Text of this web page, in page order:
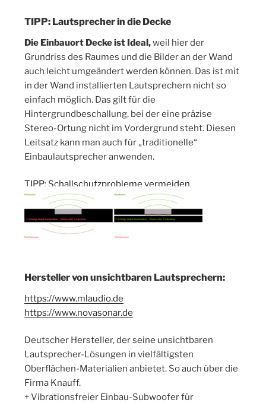
TIPP: Lautsprecher in die Decke
Die Einbauort Decke ist Ideal,weil hier der
Grundriss des Raumes und die Bilder an der Wand
auch leicht umgeändert werden können. Das ist mit
in der Wand installierten Lautsprechern nicht so
einfach möglich. Das gilt für die
Hintergrundbeschallung, bei der eine präzise
Stereo-Ortung nicht im Vordergrund steht. Diesen
Leitsatz kann man auch für „traditionelle“
Einbaulautsprecher anwenden.
TIPP: Schallschutzprobleme vermeiden
Hersteller von unsichtbaren Lautsprechern:
https://www.mlaudio.de
https://www.novasonar.de
Deutscher Hersteller, der seine unsichtbaren
Lautsprecher-Lösungen in vielfältigsten
Oberflächen-Materialien anbietet. So auch über die
Firma Knauff.
+ Vibrationsfreier Einbau-Subwoofer für